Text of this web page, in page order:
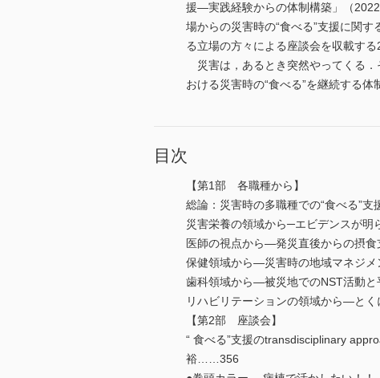
援―実践経験からの体制構築」（
場からの災害時の“食べる”支援に関
る立場の方々による座談会を収載する
災害は，あるとき突然やってくる．
おける災害時の“食べる”を継続する
目次
【第1部 各職種から】
総論：災害時の多職種での“食べる
災害栄養の領域から─エビデンスが
医師の視点から―発災直後からの
保健領域から―災害時の地域マネ
歯科領域から―被災地でのNST活
リハビリテーションの領域から―
【第2部 座談会】
“ 食べる”支援のtransdisciplinary
裕……356